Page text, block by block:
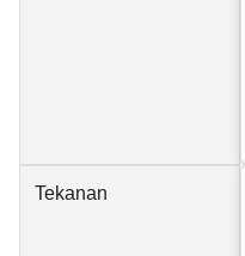
Tekanan